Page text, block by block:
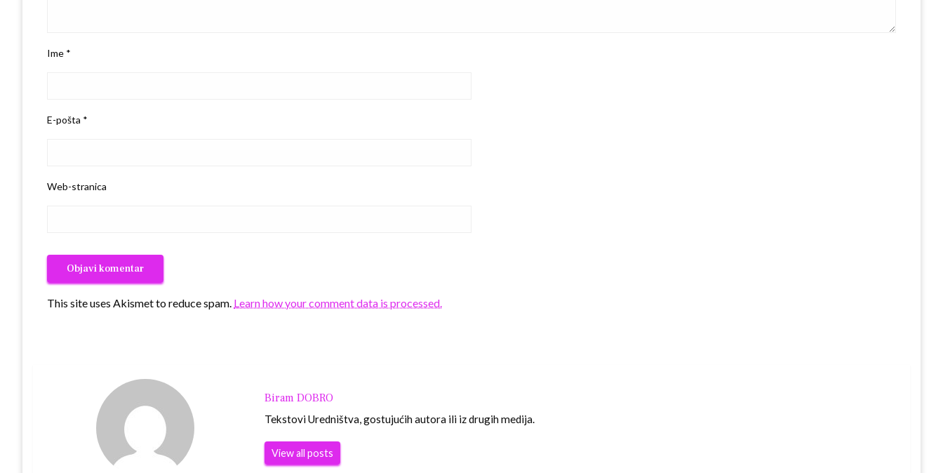
Ime *
E-pošta *
Web-stranica
This site uses Akismet to reduce spam. Learn how your comment data is processed.
Biram DOBRO
Tekstovi Uredništva, gostujućih autora ili iz drugih medija.
View all posts